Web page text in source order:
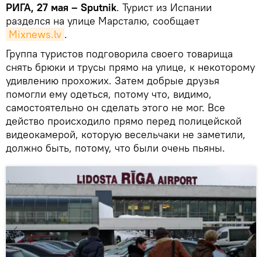
РИГА, 27 мая – Sputnik. Турист из Испании
разделся на улице Марсталю, сообщает
Mixnews.lv .
Группа туристов подговорила своего товарища
снять брюки и трусы прямо на улице, к некоторому
удивлению прохожих. Затем добрые друзья
помогли ему одеться, потому что, видимо,
самостоятельно он сделать этого не мог. Все
действо происходило прямо перед полицейской
видеокамерой, которую весельчаки не заметили,
должно быть, потому, что были очень пьяны.